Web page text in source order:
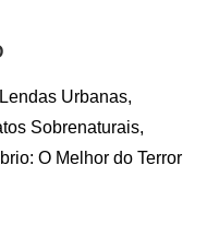
Urbanas,
Sobrenaturais,
O Melhor do Terror